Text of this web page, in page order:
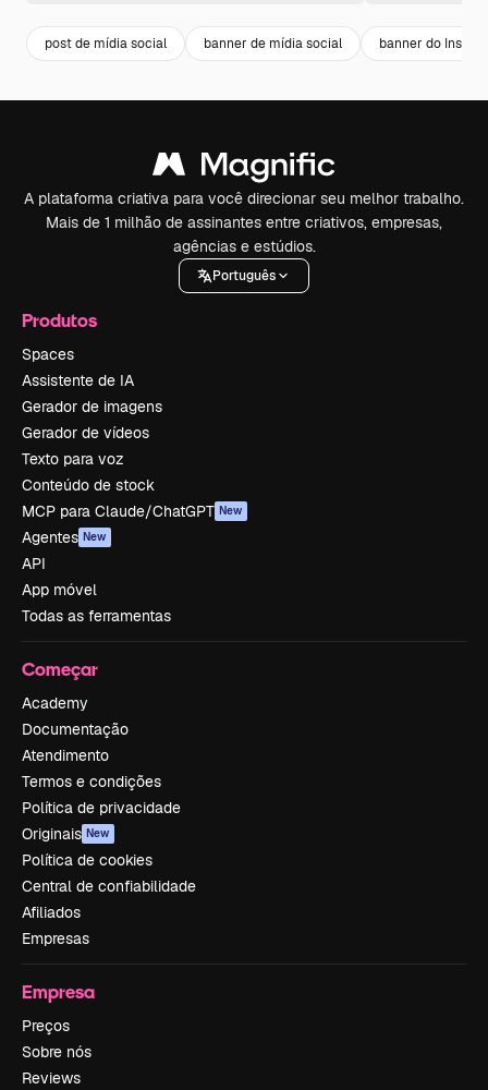
post de mídia social banner de mídia social banner do
A plataforma criativa para você direcionar seu melhor trabalho.
Mais de 1 milhão de assinantes entre criativos, empresas,
agências e estúdios.
Português
Produtos
Spaces
Assistente de IA
Gerador de imagens
Gerador de vídeos
Texto para voz
Conteúdo de stock
MCP para Claude/ChatGPT New
Agentes New
API
App móvel
Todas as ferramentas
Começar
Academy
Documentação
Atendimento
Termos e condições
Política de privacidade
Originais New
Política de cookies
Central de confiabilidade
Afiliados
Empresas
Empresa
Preços
Sobre nós
Reviews